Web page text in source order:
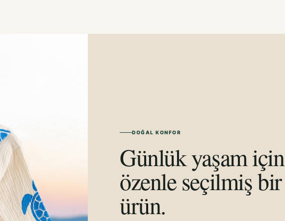
DOĞAL KONFOR
Günlük yaşam için
özenle seçilmiş bir
ürün.